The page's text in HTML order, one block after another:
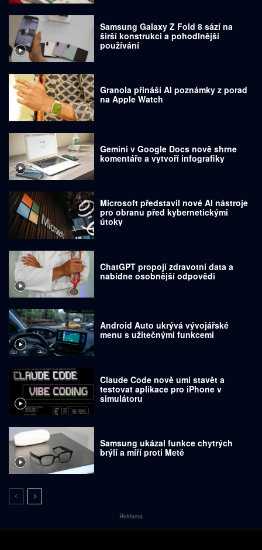
Samsung Galaxy Z Fold 8 sází na
širší konstrukci a pohodlnější
používání
Granola přináší AI poznámky z porad
na Apple Watch
Gemini v Google Docs nově shrne
komentáře a vytvoří infografiky
Microsoft představil nové AI nástroje
pro obranu před kybernetickými
útoky
ChatGPT propojí zdravotní data a
nabídne osobnější odpovědi
Android Auto ukrývá vývojářské
menu s užitečnými funkcemi
Claude Code nově umí stavět a
testovat aplikace pro iPhone v
simulátoru
Samsung ukázal funkce chytrých
brýlí a míří proti Metě
Reklama